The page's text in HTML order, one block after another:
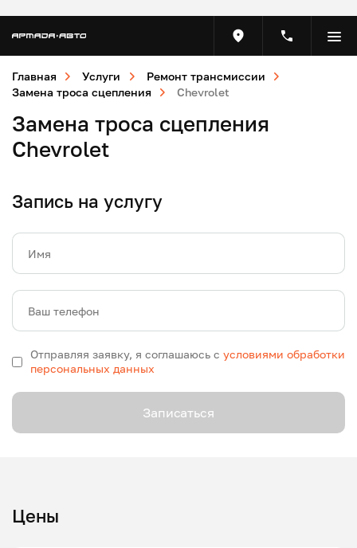
Главная Услуги
Ремонт трансмиссии
Замена троса сцепления
Chevrolet
Замена троса сцепления
Chevrolet
Запись на услугу
Имя
Ваш телефон
Отправляя заявку, я соглашаюсь с условиями обработки
персональных данных
Записаться
Цены